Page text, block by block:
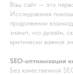
Ваш сайт — это
Исследования
продолжении
значит, что дизайн,
критически важное
SEO-оптимизация
Без качественной